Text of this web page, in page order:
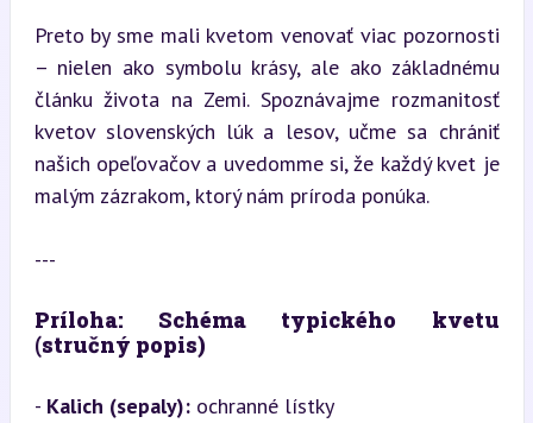
Preto by sme mali kvetom venovať viac pozornosti
– nielen ako symbolu krásy, ale ako základnému
článku života na Zemi. Spoznávajme rozmanitosť
kvetov slovenských lúk a lesov, učme sa chrániť
našich opeľovačov a uvedomme si, že každý kvet je
malým zázrakom, ktorý nám príroda ponúka.
---
Príloha: Schéma typického kvetu
(stručný popis)
- Kalich (sepaly): ochranné lístky